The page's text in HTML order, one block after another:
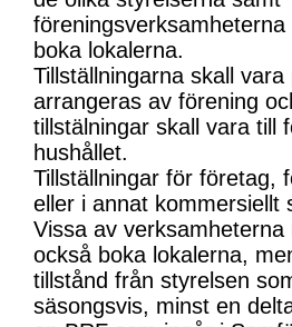
boka lokalerna.
Tillställningarna skall
arrangeras av förening
tillstälningar skall vara till
hushållet.
Tillställningar för företag,
eller i annat kommersiellt
Vissa av
också boka lokalerna,
tillstånd från styrelsen
säsongsvis, minst en